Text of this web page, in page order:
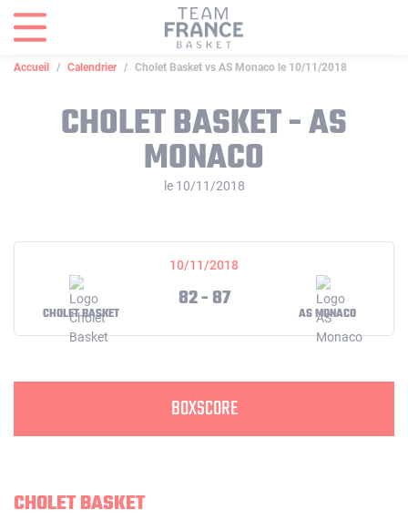
Accueil Calendrier Cholet Basket vs AS Monaco le 10/11/2018
CHOLET BASKET - AS
MONACO
le 10/11/2018
10/11/2018
CHOLET BASKET
82 - 87
AS MONACO
BOXSCORE
CHOLET BASKET
Panneau de gestion des cookies